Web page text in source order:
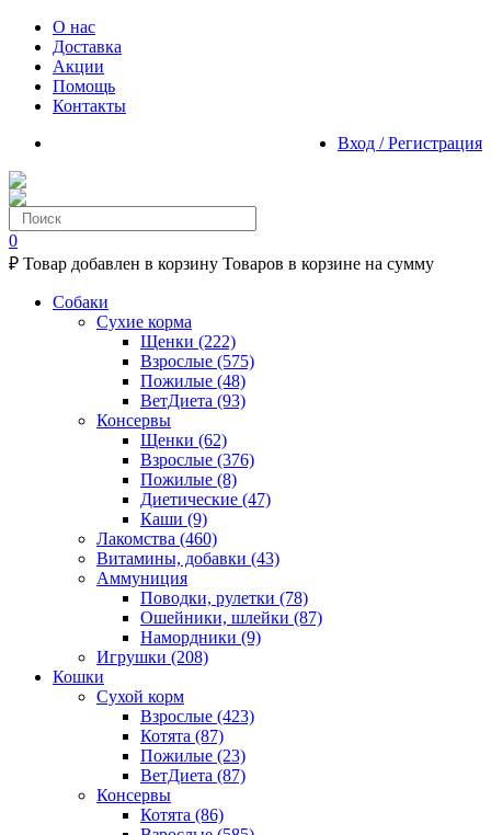
О нас
Доставка
Акции
Помощь
Контакты
Вход / Регистрация
0
₽ Товар добавлен в корзину Товаров в корзине на сумму
Собаки
Сухие корма
Щенки (222)
Взрослые (575)
Пожилые (48)
ВетДиета (93)
Консервы
Щенки (62)
Взрослые (376)
Пожилые (8)
Диетические (47)
Каши (9)
Лакомства (460)
Витамины, добавки (43)
Аммуниция
Поводки, рулетки (78)
Ошейники, шлейки (87)
Намордники (9)
Игрушки (208)
Кошки
Сухой корм
Взрослые (423)
Котята (87)
Пожилые (23)
ВетДиета (87)
Консервы
Котята (86)